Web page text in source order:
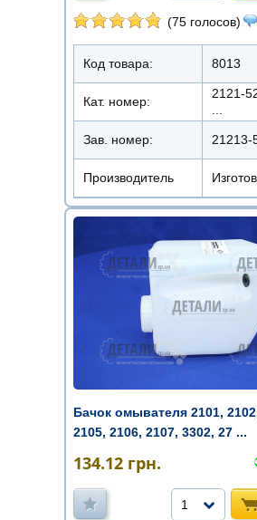
(75 голосов)
Код товара: 8013
Кат. номер:
2121-
...
Зав. номер: 21213-
Производитель
Бачок омывателя 2101,
2105, 2106, 2107, 3302, 27 ...
134.12 грн.
1